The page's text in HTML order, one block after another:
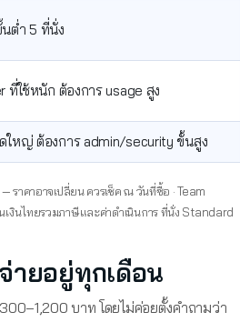
ต่ำ 5 ที่นั่ง
ที่ใช้หนัก ต้องการ usage สูง
ใหญ่ ต้องการ admin/security ขั้นสูง
คาอาจเปลี่ยน ควรเช็ค ณ วันที่ซื้อ · Team
งินไทยรวมภาษีและค่าดำเนินการ ที่นั่ง Standard
ายอยู่ทุกเดือน
บาท โดยไม่ค่อยตั้งคำถามว่า